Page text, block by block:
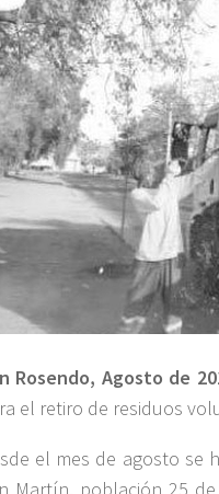
Rosendo, Agosto de
el retiro de residuos
el mes de agosto se